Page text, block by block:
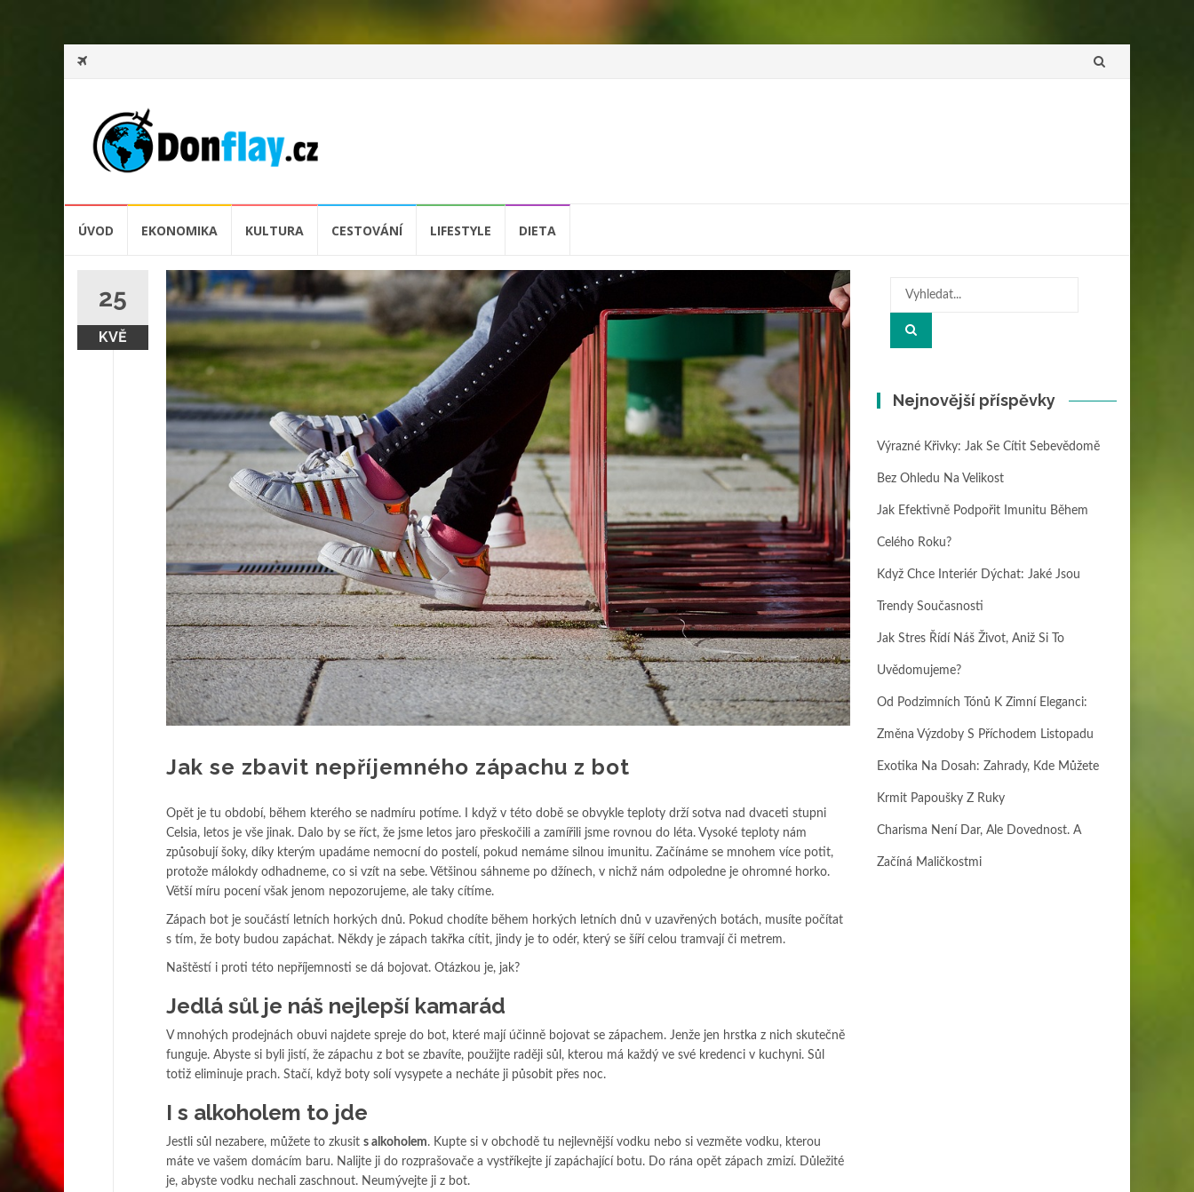
Přeskočit
ÚVOD EKONOMIKA KULTURA CESTOVÁNÍ LIFESTYLE DIETA
25
KVĚ
Jak se zbavit nepříjemného zápachu z bot
Opět je tu období, během kterého se nadmíru potíme. I když v této době se obvykle teploty drží sotva nad dvaceti stupni
Celsia, letos je vše jinak. Dalo by se říct, že jsme letos jaro přeskočili a zamířili jsme rovnou do léta. Vysoké teploty nám
způsobují šoky, díky kterým upadáme nemocní do postelí, pokud nemáme silnou imunitu. Začínáme se mnohem více potit,
protože málokdy odhadneme, co si vzít na sebe. Většinou sáhneme po džínech, v nichž nám odpoledne je ohromné horko.
Větší míru pocení však jenom nepozorujeme, ale taky cítíme.
Zápach bot je součástí letních horkých dnů. Pokud chodíte během horkých letních dnů v uzavřených botách, musíte počítat
s tím, že boty budou zapáchat. Někdy je zápach takřka cítit, jindy je to odér, který se šíří celou tramvají či metrem.
Naštěstí i proti této nepříjemnosti se dá bojovat. Otázkou je, jak?
Jedlá sůl je náš nejlepší kamarád
V mnohých prodejnách obuvi najdete spreje do bot, které mají účinně bojovat se zápachem. Jenže jen hrstka z nich skutečně
funguje. Abyste si byli jistí, že zápachu z bot se zbavíte, použijte raději sůl, kterou má každý ve své kredenci v kuchyni. Sůl
totiž eliminuje prach. Stačí, když boty solí vysypete a necháte ji působit přes noc.
I s alkoholem to jde
Jestli sůl nezabere, můžete to zkusit s alkoholem. Kupte si v obchodě tu nejlevnější vodku nebo si vezměte vodku, kterou
máte ve vašem domácím baru. Nalijte ji do rozprašovače a vystříkejte jí zapáchající botu. Do rána opět zápach zmizí. Důležité
je, abyste vodku nechali zaschnout. Neumývejte ji z bot.
Hledat:
Nejnovější příspěvky
Výrazné Křivky: Jak Se Cítit Sebevědomě
Bez Ohledu Na Velikost
Jak Efektivně Podpořit Imunitu Během
Celého Roku?
Když Chce Interiér Dýchat: Jaké Jsou
Trendy Současnosti
Jak Stres Řídí Náš Život, Aniž Si To
Uvědomujeme?
Od Podzimních Tónů K Zimní Eleganci:
Změna Výzdoby S Příchodem Listopadu
Exotika Na Dosah: Zahrady, Kde Můžete
Krmit Papoušky Z Ruky
Charisma Není Dar, Ale Dovednost. A
Začíná Maličkostmi